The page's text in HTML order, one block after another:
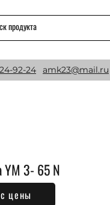
92-24 amk23@mail.ru
YM 3- 65 N
цены